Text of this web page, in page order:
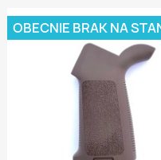
OBECNIE BRAK NA